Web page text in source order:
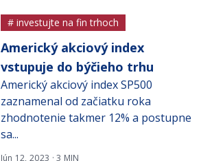
# investujte na fin trhoch
Americký akciový index
vstupuje do býčieho trhu
Americký akciový index SP500
zaznamenal od začiatku roka
zhodnotenie takmer 12% a postupne